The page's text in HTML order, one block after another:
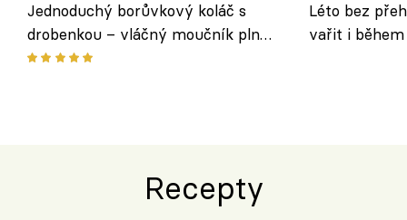
Jednoduchý borůvkový koláč s
drobenkou – vláčný moučník plný
ovoce
Léto bez
vařit i
Recepty